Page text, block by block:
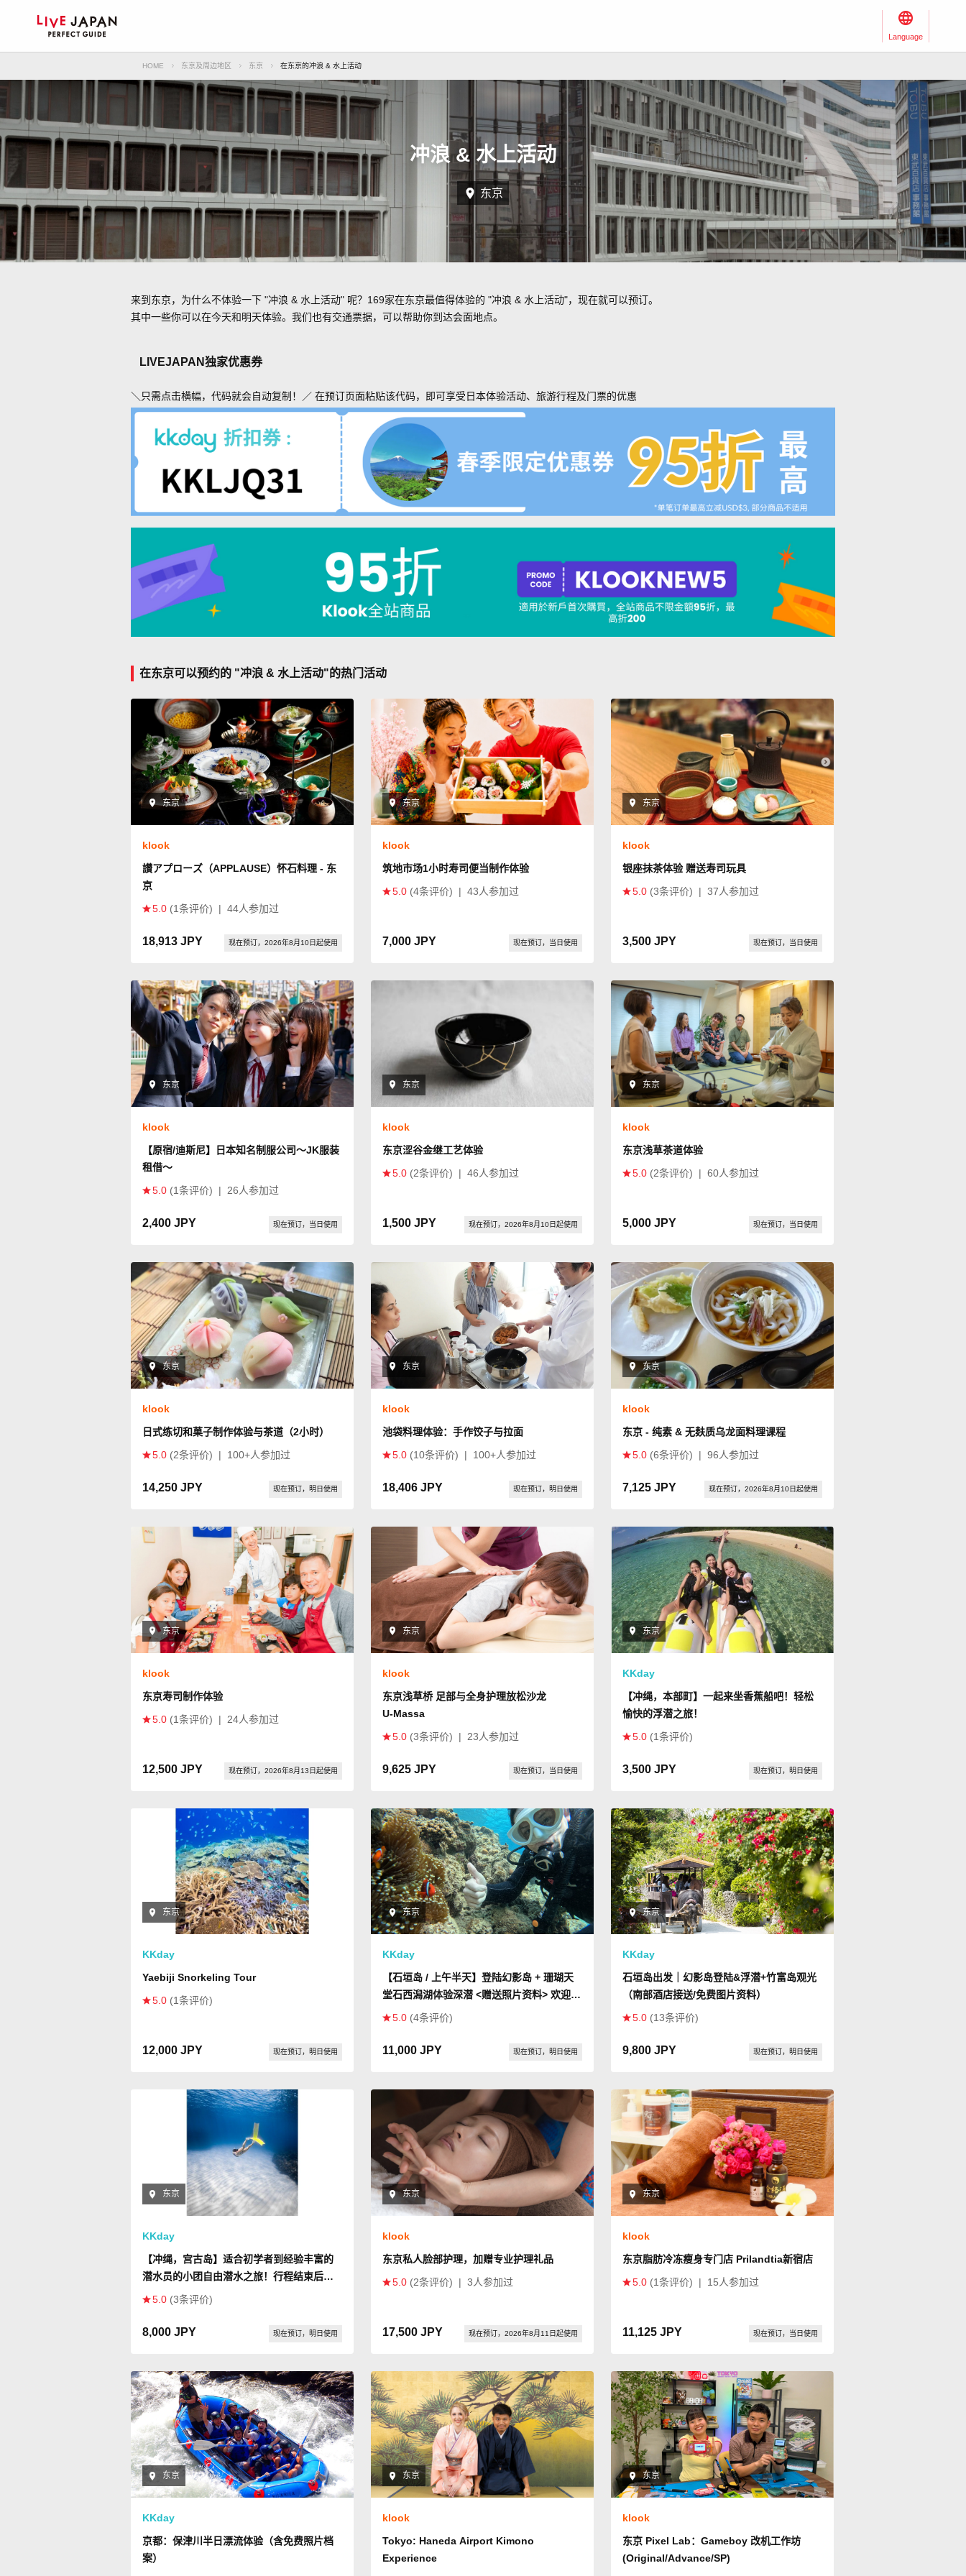
Language
HOME 东京及周边地区 东京 在东京的冲浪 & 水上活动
冲浪 & 水上活动
东京
来到东京，为什么不体验一下 "冲浪 & 水上活动" 呢？169家在东京最值得体验的 "冲浪 & 水上活动"，现在就可以预订。
其中一些你可以在今天和明天体验。我们也有交通票据，可以帮助你到达会面地点。
LIVEJAPAN独家优惠券
＼只需点击横幅，代码就会自动复制！／ 在预订页面粘贴该代码，即可享受日本体验活动、旅游行程及门票的优惠
在东京可以预约的 "冲浪 & 水上活动"的热门活动
东京
klook
讃アプローズ（APPLAUSE）怀石料理 - 东
京
5.0 (1条评价) | 44人参加过
18,913 JPY 现在预订，2026年8月10日起使用
东京
klook
筑地市场1小时寿司便当制作体验
5.0 (4条评价) | 43人参加过
7,000 JPY 现在预订，当日使用
东京
klook
银座抹茶体验 赠送寿司玩具
5.0 (3条评价) | 37人参加过
3,500 JPY 现在预订，当日使用
东京
klook
【原宿/迪斯尼】日本知名制服公司～JK服装
租借～
5.0 (1条评价) | 26人参加过
2,400 JPY 现在预订，当日使用
东京
klook
东京涩谷金继工艺体验
5.0 (2条评价) | 46人参加过
1,500 JPY 现在预订，2026年8月10日起使用
东京
klook
东京浅草茶道体验
5.0 (2条评价) | 60人参加过
5,000 JPY 现在预订，当日使用
东京
klook
日式练切和菓子制作体验与茶道（2小时）
5.0 (2条评价) | 100+人参加过
14,250 JPY 现在预订，明日使用
东京
klook
池袋料理体验：手作饺子与拉面
5.0 (10条评价) | 100+人参加过
18,406 JPY 现在预订，明日使用
东京
klook
东京 - 纯素 & 无麸质乌龙面料理课程
5.0 (6条评价) | 96人参加过
7,125 JPY 现在预订，2026年8月10日起使用
东京
klook
东京寿司制作体验
5.0 (1条评价) | 24人参加过
12,500 JPY 现在预订，2026年8月13日起使用
东京
klook
东京浅草桥 足部与全身护理放松沙龙
U‑Massa
5.0 (3条评价) | 23人参加过
9,625 JPY 现在预订，当日使用
东京
KKday
【冲绳，本部町】一起来坐香蕉船吧！轻松
愉快的浮潜之旅！
5.0 (1条评价)
3,500 JPY 现在预订，明日使用
东京
KKday
Yaebiji Snorkeling Tour
5.0 (1条评价)
12,000 JPY 现在预订，明日使用
东京
KKday
【石垣岛 / 上午半天】登陆幻影岛 + 珊瑚天
堂石西潟湖体验深潜 <赠送照片资料> 欢迎初
学者
5.0 (4条评价)
11,000 JPY 现在预订，明日使用
东京
KKday
石垣岛出发｜幻影岛登陆&浮潜+竹富岛观光
（南部酒店接送/免费图片资料）
5.0 (13条评价)
9,800 JPY 现在预订，明日使用
东京
KKday
【冲绳，宫古岛】适合初学者到经验丰富的
潜水员的小团自由潜水之旅！行程结束后免
费录影，选配专业摄影机拍摄。
5.0 (3条评价)
8,000 JPY 现在预订，明日使用
东京
klook
东京私人脸部护理，加赠专业护理礼品
5.0 (2条评价) | 3人参加过
17,500 JPY 现在预订，2026年8月11日起使用
东京
klook
东京脂肪冷冻瘦身专门店 Prilandtia新宿店
5.0 (1条评价) | 15人参加过
11,125 JPY 现在预订，当日使用
东京
KKday
京都：保津川半日漂流体验（含免费照片档
案）
东京
klook
Tokyo: Haneda Airport Kimono
Experience
东京
klook
东京 Pixel Lab：Gameboy 改机工作坊
(Original/Advance/SP)